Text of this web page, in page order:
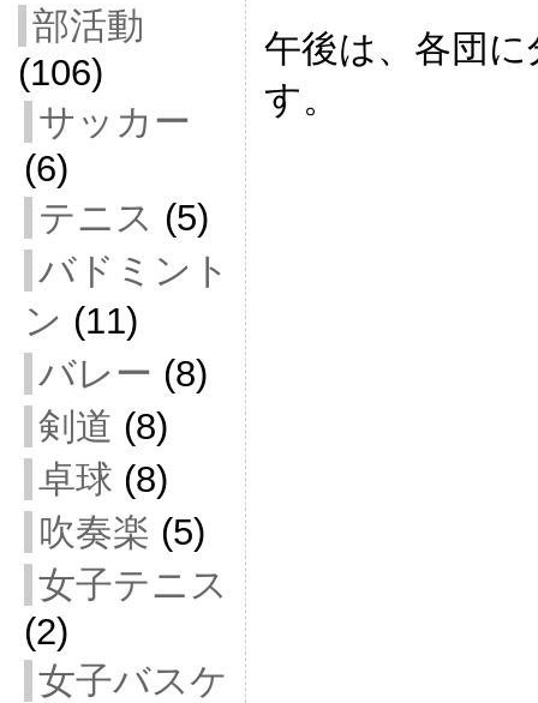
部活動
(106)
サッカー
(6)
テニス (5)
バドミント
ン (11)
バレー (8)
剣道 (8)
卓球 (8)
吹奏楽 (5)
女子テニス
(2)
女子バスケ
午後は、各団
す。